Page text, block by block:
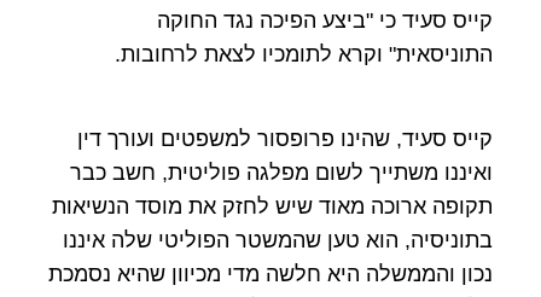
קייס סעיד כי "ביצע הפיכה נגד החוקה
התוניסאית" וקרא לתומכיו לצאת לרחובות.
קייס סעיד, שהינו פרופסור למשפטים ועורך דין
ואיננו משתייך לשום מפלגה פוליטית, חשב כבר
תקופה ארוכה מאוד שיש לחזק את מוסד הנשיאות
בתוניסיה, הוא טען שהמשטר הפוליטי שלה איננו
נכון והממשלה היא חלשה מדי מכיוון שהיא נסמכת